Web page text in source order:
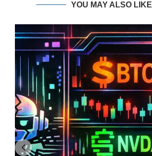
YOU MAY ALSO LIKE